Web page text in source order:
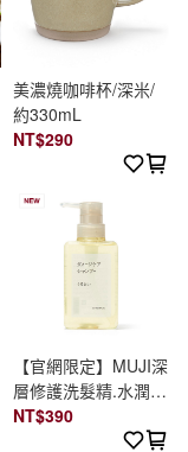
美濃燒咖啡杯/深米/
約330mL
NT$290
【官網限定】MUJI深
層修護洗髮精.水潤保
濕/400ml
NT$390